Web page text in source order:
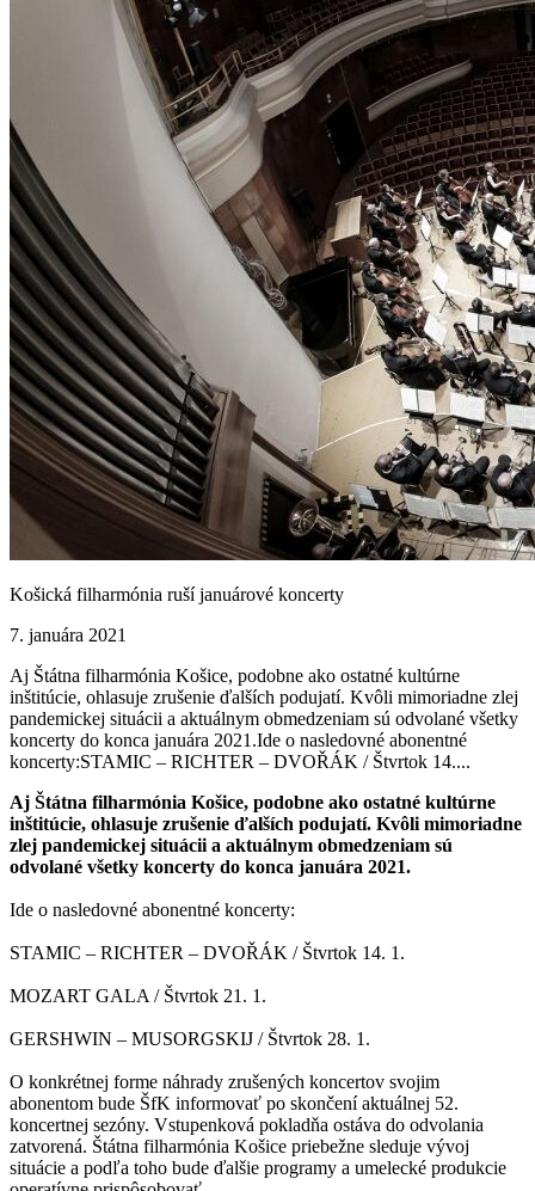
Košická filharmónia ruší januárové koncerty
7. januára 2021
Aj Štátna filharmónia Košice, podobne ako ostatné kultúrne
inštitúcie, ohlasuje zrušenie ďalších podujatí. Kvôli mimoriadne zlej
pandemickej situácii a aktuálnym obmedzeniam sú odvolané všetky
koncerty do konca januára 2021.Ide o nasledovné abonentné
koncerty:STAMIC – RICHTER – DVOŘÁK / Štvrtok 14....
Aj Štátna filharmónia Košice, podobne ako ostatné kultúrne
inštitúcie, ohlasuje zrušenie ďalších podujatí. Kvôli mimoriadne
zlej pandemickej situácii a aktuálnym obmedzeniam sú
odvolané všetky koncerty do konca januára 2021.
Ide o nasledovné abonentné koncerty:
STAMIC – RICHTER – DVOŘÁK / Štvrtok 14. 1.
MOZART GALA / Štvrtok 21. 1.
GERSHWIN – MUSORGSKIJ / Štvrtok 28. 1.
O konkrétnej forme náhrady zrušených koncertov svojim
abonentom bude ŠfK informovať po skončení aktuálnej 52.
koncertnej sezóny. Vstupenková pokladňa ostáva do odvolania
zatvorená. Štátna filharmónia Košice priebežne sleduje vývoj
situácie a podľa toho bude ďalšie programy a umelecké produkcie